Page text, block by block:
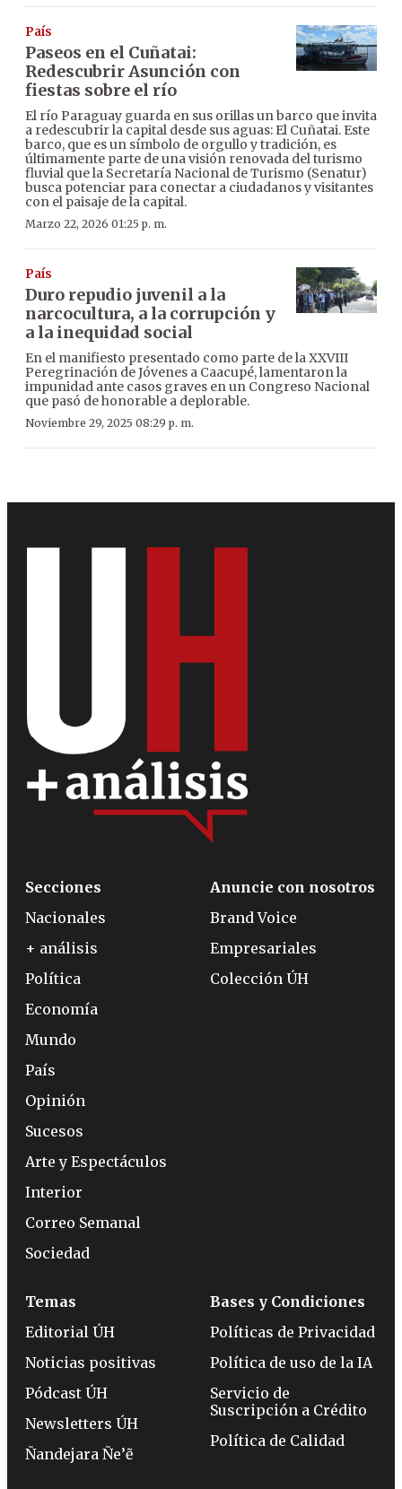
País
Paseos en el Cuñatai:
Redescubrir Asunción con
fiestas sobre el río
El río Paraguay guarda en sus orillas un barco que invita
a redescubrir la capital desde sus aguas: El Cuñatai. Este
barco, que es un símbolo de orgullo y tradición, es
últimamente parte de una visión renovada del turismo
fluvial que la Secretaría Nacional de Turismo (Senatur)
busca potenciar para conectar a ciudadanos y visitantes
con el paisaje de la capital.
Marzo 22, 2026 01:25 p. m.
País
Duro repudio juvenil a la
narcocultura, a la corrupción y
a la inequidad social
En el manifiesto presentado como parte de la XXVIII
Peregrinación de Jóvenes a Caacupé, lamentaron la
impunidad ante casos graves en un Congreso Nacional
que pasó de honorable a deplorable.
Noviembre 29, 2025 08:29 p. m.
Secciones
Nacionales
+ análisis
Política
Economía
Mundo
País
Opinión
Sucesos
Arte y Espectáculos
Interior
Correo Semanal
Sociedad
Anuncie con nosotros
Brand Voice
Empresariales
Colección ÚH
Temas
Editorial ÚH
Noticias positivas
Pódcast ÚH
Newsletters ÚH
Ñandejara Ñe’ẽ
Bases y Condiciones
Políticas de Privacidad
Política de uso de la IA
Servicio de
Suscripción a Crédito
Política de Calidad